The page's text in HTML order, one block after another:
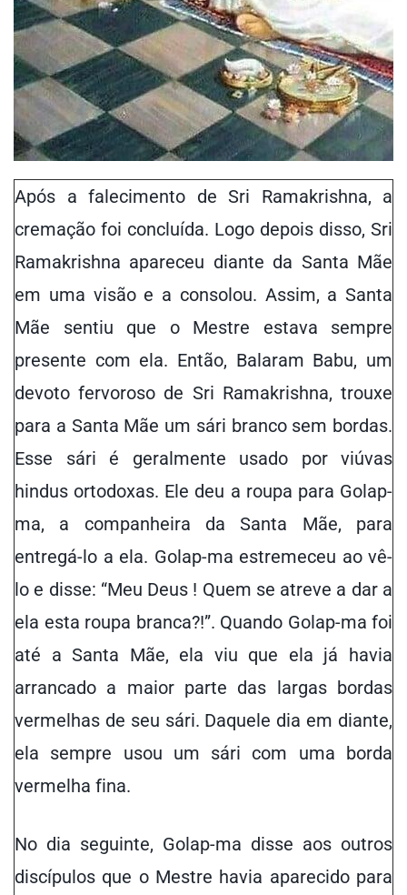
Após a falecimento de Sri Ramakrishna, a
cremação foi concluída. Logo depois disso, Sri
Ramakrishna apareceu diante da Santa Mãe
em uma visão e a consolou. Assim, a Santa
Mãe sentiu que o Mestre estava sempre
presente com ela. Então, Balaram Babu, um
devoto fervoroso de Sri Ramakrishna, trouxe
para a Santa Mãe um sári branco sem bordas.
Esse sári é geralmente usado por viúvas
hindus ortodoxas. Ele deu a roupa para Golap-
ma, a companheira da Santa Mãe, para
entregá-lo a ela. Golap-ma estremeceu ao vê-
lo e disse: “Meu Deus ! Quem se atreve a dar a
ela esta roupa branca?!”. Quando Golap-ma foi
até a Santa Mãe, ela viu que ela já havia
arrancado a maior parte das largas bordas
vermelhas de seu sári. Daquele dia em diante,
ela sempre usou um sári com uma borda
vermelha fina.
No dia seguinte, Golap-ma disse aos outros
discípulos que o Mestre havia aparecido para